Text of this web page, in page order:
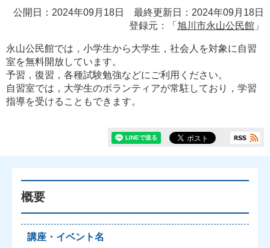
公開日：2024年09月18日 最終更新日：2024年09月18日
登録元：「 旭川市永山公民館 」
永山公民館では，小学生から大学生，社会人を対象に自習
室を無料開放しています。
予習，復習，各種試験勉強などにご利用ください。
自習室では，大学生のボランティアが常駐しており，学習
指導を受けることもできます。
概要
講座・イベント名